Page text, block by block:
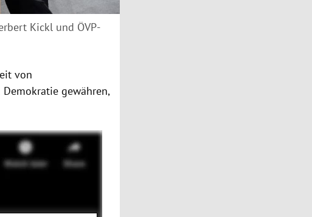
Kickl und ÖVP-
von
Demokratie gewähren,